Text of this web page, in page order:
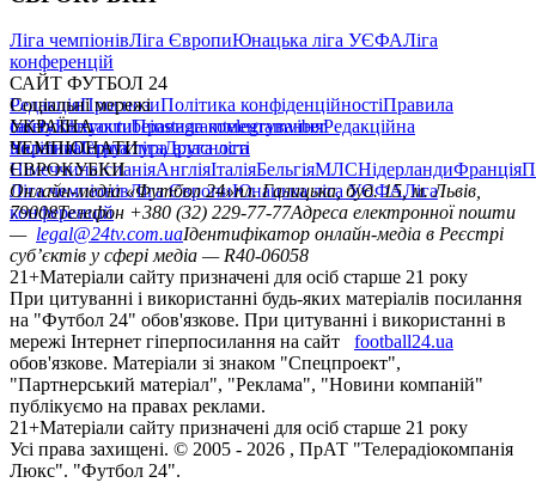
Ліга чемпіонівЛіга ЄвропиЮнацька ліга УЄФАЛіга
конференцій
САЙТ ФУТБОЛ 24
РедакціяПрогнозиПолітика конфіденційностіПравила
сайтуКонтактиПравила коментуванняРедакційна
політикаСтруктура власності
Соціальні мережі
facebookxyoutubeinstagramtelegramviber
УКРАЇНА
УкраїнаПерша лігаДруга ліга
ЧЕМПІОНАТИ
НімеччинаІспаніяАнгліяІталіяБельгіяМЛСНідерландиФранція
ЄВРОКУБКИ
Ліга чемпіонівЛіга ЄвропиЮнацька ліга УЄФАЛіга
конференцій
Онлайн-медіа «Футбол 24»пл. Галицька, буд. 15, м. Львів,
79008Телефон +380 (32) 229-77-77Адреса електронної пошти
— legal@24tv.com.uaІдентифікатор онлайн-медіа в Реєстрі
суб’єктів у сфері медіа — R40-06058
21+Матеріали сайту призначені для осіб старше 21 року
При цитуванні і використанні будь-яких матеріалів посилання
на "Футбол 24" обов'язкове. При цитуванні і використанні в
мережі Інтернет гіперпосилання на сайт
football24.ua
обов'язкове. Матеріали зі знаком "Спецпроект",
"Партнерський матеріал", "Реклама", "Новини компаній"
публікуємо на правах реклами.
21+Матеріали сайту призначені для осіб старше 21 року
Усi права захищенi. © 2005 - 2026 , ПрАТ "Телерадіокомпанія
Люкс". "Футбол 24".